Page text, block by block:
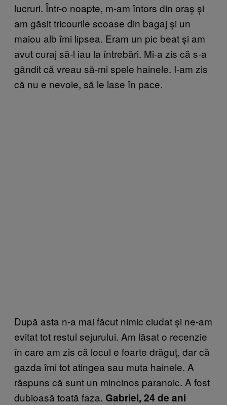
lucruri. Într-o noapte, m-am întors din oraș și
am găsit tricourile scoase din bagaj și un
maiou alb îmi lipsea. Eram un pic beat și am
avut curaj să-l iau la întrebări. Mi-a zis că s-a
gândit că vreau să-mi spele hainele. I-am zis
că nu e nevoie, să le lase în pace.
După asta n-a mai făcut nimic ciudat și ne-am
evitat tot restul sejurului. Am lăsat o recenzie
în care am zis că locul e foarte drăguț, dar că
gazda îmi tot atingea sau muta hainele. A
răspuns că sunt un mincinos paranoic. A fost
dubioasă toată faza. Gabriel, 24 de ani